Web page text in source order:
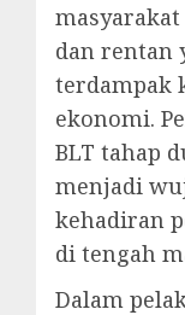
dan rentan
terdampak
ekonomi.
BLT tahap
menjadi
kehadiran
di tengah
Dalam